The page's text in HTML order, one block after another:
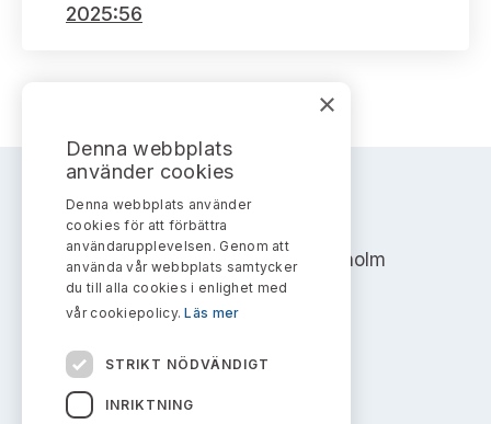
Huvudmän
Avgifter2025:56
AKTIEMARKNADSNÄMNDEN
Address: Box 7354, 103 90 Stockholm
info@aktiemarknadsnamnden.se
Om innehållet
×
Denna webbplats
använder cookies
Denna webbplats använder
cookies för att förbättra
användarupplevelsen. Genom att
använda vår webbplats samtycker
du till alla cookies i enlighet med
vår cookiepolicy.Läs mer
STRIKT NÖDVÄNDIGT
INRIKTNING